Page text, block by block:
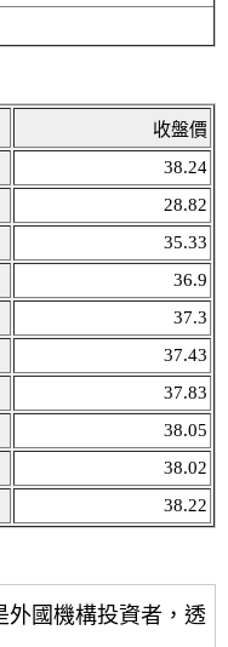
收盤價
38.24
28.82
35.33
36.9
37.3
37.43
37.83
38.05
38.02
38.22
外國機構投資者，透